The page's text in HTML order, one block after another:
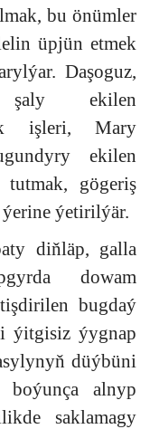
bu önümler
üpjün etmek
Daşoguz,
şaly ekilen
işleri, Mary
ekilen
tutmak, gögeriş
ýetirilýär.
diňläp, galla
dowam
bugdaý
ýitgisiz ýygnap
düýbüni
boýunça alnyp
saklamagy